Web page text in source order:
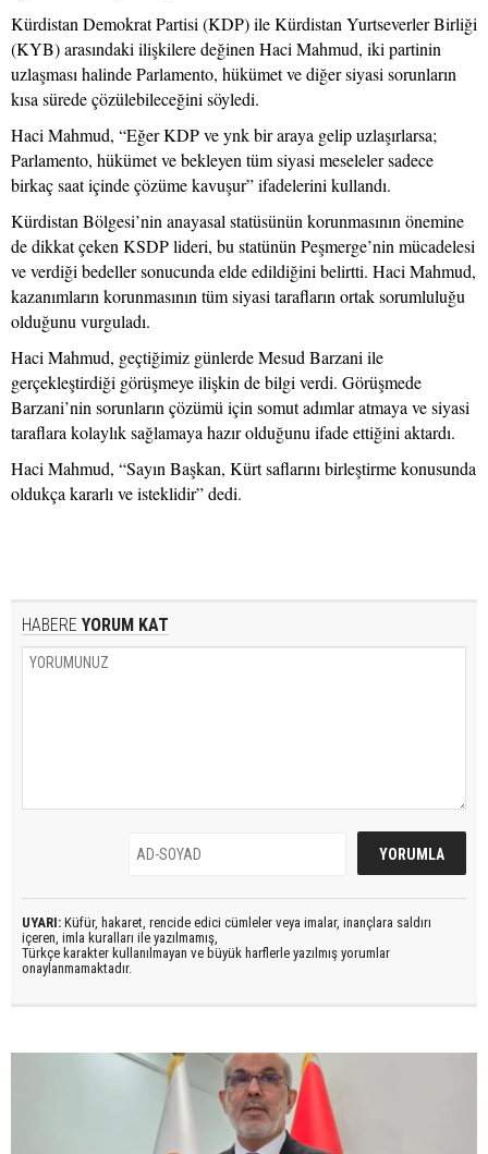
Kürdistan Demokrat Partisi (KDP) ile Kürdistan Yurtseverler Birliği
(KYB) arasındaki ilişkilere değinen Haci Mahmud, iki partinin
uzlaşması halinde Parlamento, hükümet ve diğer siyasi sorunların
kısa sürede çözülebileceğini söyledi.
Haci Mahmud, “Eğer KDP ve ynk bir araya gelip uzlaşırlarsa;
Parlamento, hükümet ve bekleyen tüm siyasi meseleler sadece
birkaç saat içinde çözüme kavuşur” ifadelerini kullandı.
Kürdistan Bölgesi’nin anayasal statüsünün korunmasının önemine
de dikkat çeken KSDP lideri, bu statünün Peşmerge’nin mücadelesi
ve verdiği bedeller sonucunda elde edildiğini belirtti. Haci Mahmud,
kazanımların korunmasının tüm siyasi tarafların ortak sorumluluğu
olduğunu vurguladı.
Haci Mahmud, geçtiğimiz günlerde Mesud Barzani ile
gerçekleştirdiği görüşmeye ilişkin de bilgi verdi. Görüşmede
Barzani’nin sorunların çözümü için somut adımlar atmaya ve siyasi
taraflara kolaylık sağlamaya hazır olduğunu ifade ettiğini aktardı.
Haci Mahmud, “Sayın Başkan, Kürt saflarını birleştirme konusunda
oldukça kararlı ve isteklidir” dedi.
HABERE YORUM KAT
UYARI: Küfür, hakaret, rencide edici cümleler veya imalar, inançlara saldırı
içeren, imla kuralları ile yazılmamış,
Türkçe karakter kullanılmayan ve büyük harflerle yazılmış yorumlar
onaylanmamaktadır.